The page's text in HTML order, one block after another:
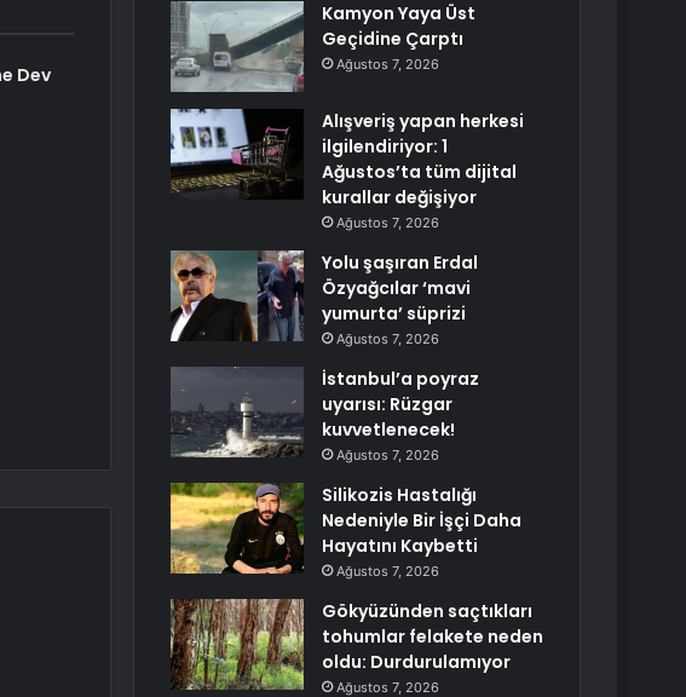
Dev
Kamyon Yaya Üst
Geçidine Çarptı
Ağustos 7, 2026
Alışveriş yapan herkesi
ilgilendiriyor: 1
Ağustos’ta tüm dijital
kurallar değişiyor
Ağustos 7, 2026
Yolu şaşıran Erdal
Özyağcılar ‘mavi
yumurta’ süprizi
Ağustos 7, 2026
İstanbul’a poyraz
uyarısı: Rüzgar
kuvvetlenecek!
Ağustos 7, 2026
Silikozis Hastalığı
Nedeniyle Bir İşçi Daha
Hayatını Kaybetti
Ağustos 7, 2026
Gökyüzünden saçtıkları
tohumlar felakete neden
oldu: Durdurulamıyor
Ağustos 7, 2026